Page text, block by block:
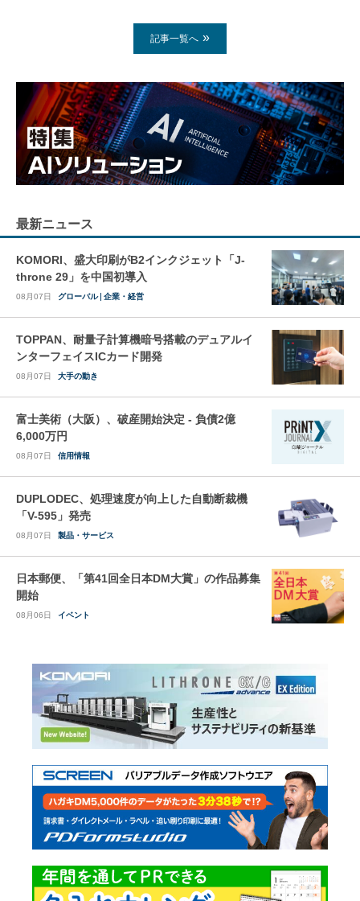
記事一覧へ
最新ニュース
KOMORI、盛大印刷がB2インクジェット「J-
throne 29」を中国初導入
08月07日 グローバル 企業・経営
TOPPAN、耐量子計算機暗号搭載のデュアルイ
ンターフェイスICカード開発
08月07日 大手の動き
富士美術（大阪）、破産開始決定 - 負債2億
6,000万円
08月07日 信用情報
DUPLODEC、処理速度が向上した自動断裁機
「V-595」発売
08月07日 製品・サービス
日本郵便、「第41回全日本DM大賞」の作品募集
開始
08月06日 イベント